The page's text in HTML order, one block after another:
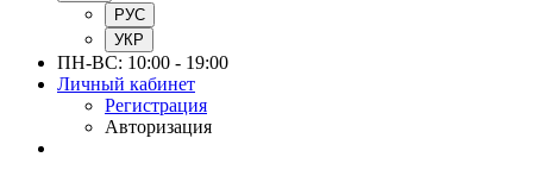
РУС
УКР
ПН-ВС: 10:00 - 19:00
Личный кабинет
Регистрация
Авторизация